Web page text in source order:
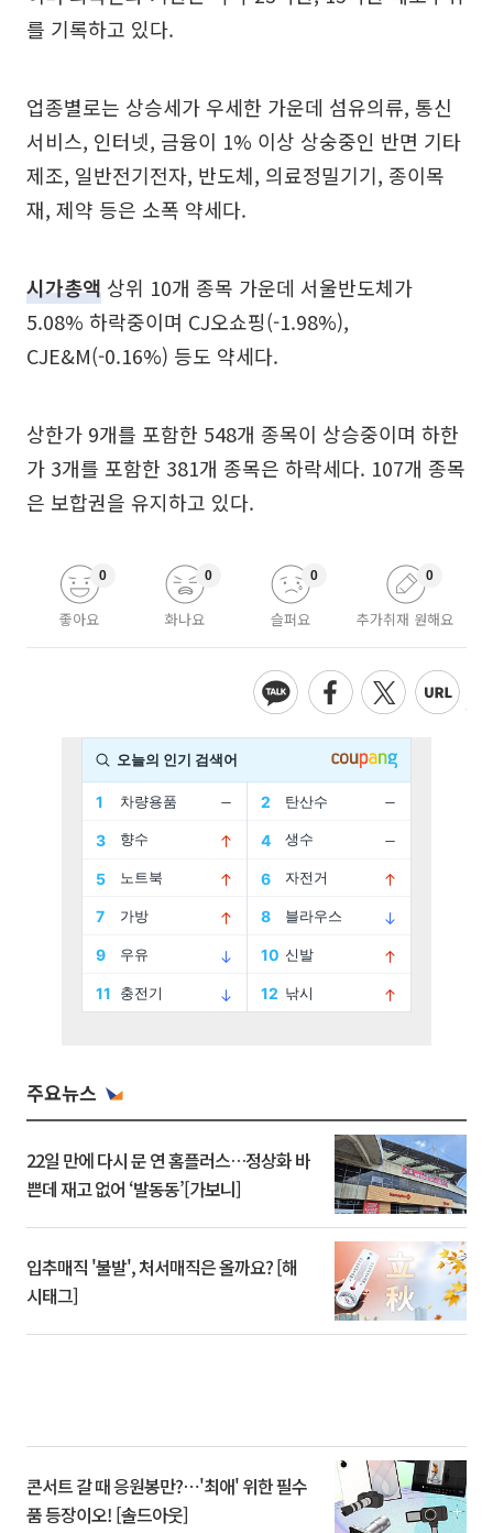
를 기록하고 있다.
업종별로는 상승세가 우세한 가운데 섬유의류, 통신
서비스, 인터넷, 금융이 1% 이상 상숭중인 반면 기타
제조, 일반전기전자, 반도체, 의료정밀기기, 종이목
재, 제약 등은 소폭 약세다.
시가총액 상위 10개 종목 가운데 서울반도체가
5.08% 하락중이며 CJ오쇼핑(-1.98%),
CJE&M(-0.16%) 등도 약세다.
상한가 9개를 포함한 548개 종목이 상승중이며 하한
가 3개를 포함한 381개 종목은 하락세다. 107개 종목
은 보합권을 유지하고 있다.
좋아요
0
화나요
0
슬퍼요
0
추가취재 원해요
0
주요뉴스
22일 만에 다시 문 연 홈플러스…정상화 바
쁜데 재고 없어 ‘발동동’[가보니]
입추매직 '불발', 처서매직은 올까요? [해
시태그]
콘서트 갈 때 응원봉만?⋯'최애' 위한 필수
품 등장이오! [솔드아웃]